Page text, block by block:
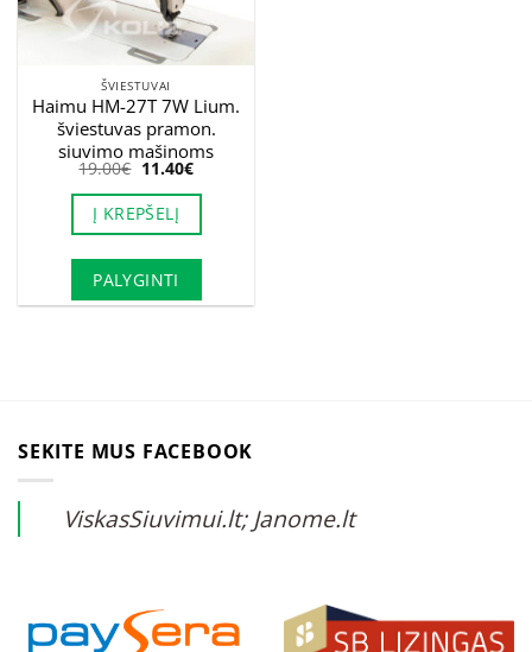
ŠVIESTUVAI
Haimu HM-27T 7W Lium.
šviestuvas pramon.
siuvimo mašinoms
19.00€ Original
was:
19.00€.
11.40€Current
is:
Į KREPŠELĮ
PALYGINTI
SEKITE MUS FACEBOOK
ViskasSiuvimui.lt; Janome.lt